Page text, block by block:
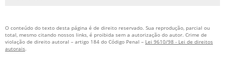
O conteúdo do texto desta página é de direito reservado. Sua reprodução, parcial ou
total, mesmo citando nossos links, é proibida sem a autorização do autor. Crime de
violação de direito autoral – artigo 184 do Código Penal – Lei 9610/98 - Lei de direitos
autorais.